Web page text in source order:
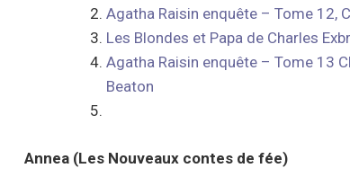
Agatha Raisin enquête – Tome 12,
Les Blondes et Papa de Charles
Agatha Raisin enquête – Tome 13
Beaton
Annea (Les Nouveaux contes de fée)